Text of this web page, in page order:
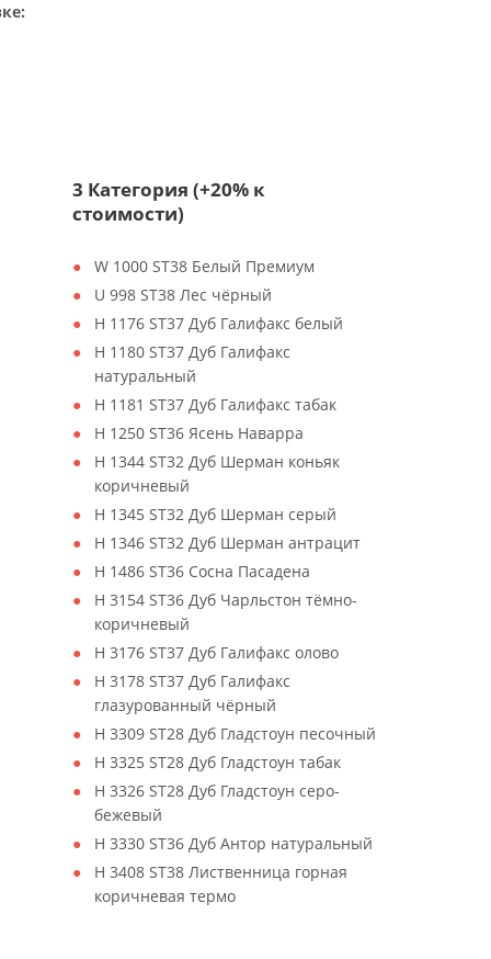
3 Категория (+20% к
стоимости)
W 1000 ST38 Белый Премиум
U 998 ST38 Лес чёрный
H 1176 ST37 Дуб Галифакс белый
H 1180 ST37 Дуб Галифакс
натуральный
H 1181 ST37 Дуб Галифакс табак
H 1250 ST36 Ясень Наварра
H 1344 ST32 Дуб Шерман коньяк
коричневый
H 1345 ST32 Дуб Шерман серый
H 1346 ST32 Дуб Шерман антрацит
H 1486 ST36 Сосна Пасадена
H 3154 ST36 Дуб Чарльстон тёмно-
коричневый
H 3176 ST37 Дуб Галифакс олово
H 3178 ST37 Дуб Галифакс
глазурованный чёрный
H 3309 ST28 Дуб Гладстоун песочный
H 3325 ST28 Дуб Гладстоун табак
H 3326 ST28 Дуб Гладстоун серо-
бежевый
H 3330 ST36 Дуб Антор натуральный
H 3408 ST38 Лиственница горная
коричневая термо